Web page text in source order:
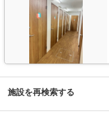
施設を再検索する